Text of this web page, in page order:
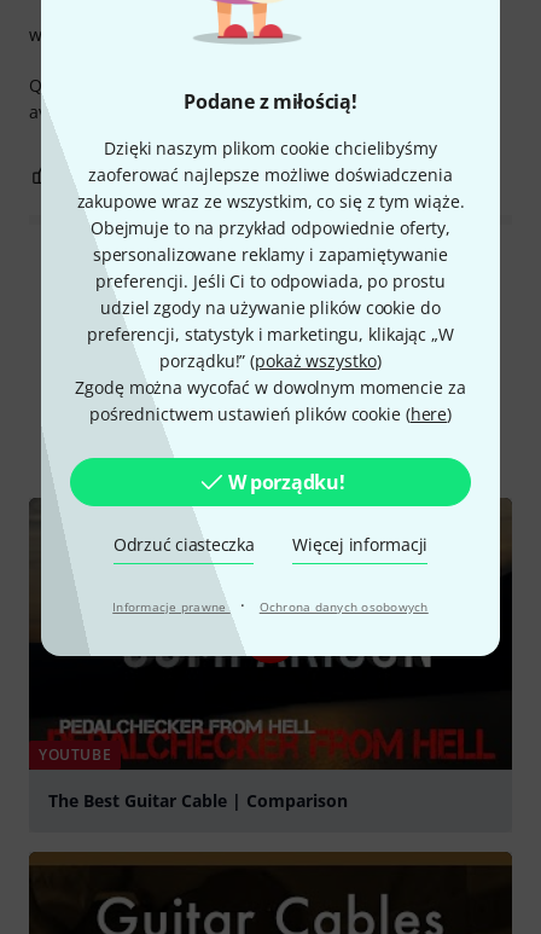
Podane z miłością!
Dzięki naszym plikom cookie chcielibyśmy
zaoferować najlepsze możliwe doświadczenia
zakupowe wraz ze wszystkim, co się z tym wiąże.
Obejmuje to na przykład odpowiednie oferty,
spersonalizowane reklamy i zapamiętywanie
preferencji. Jeśli Ci to odpowiada, po prostu
udziel zgody na używanie plików cookie do
preferencji, statystyk i marketingu, klikając „W
porządku!” (pokaż wszystko)
Zgodę można wycofać w dowolnym momencie za
pośrednictwem ustawień plików cookie (here)
W porządku!
Odrzuć ciasteczka Więcej informacji
Informacje prawne · Ochrona danych osobowych
Quality cable, low noise, and the silent plug is a must for
avoiding pffft krakkk noises. Great!
wykończenie
0 0 ZGŁOŚ NADUŻYCIE
Wszystkie oceny
Czy wiesz że?
Wszystko
YOUTUBE
The Best Guitar Cable | Comparison